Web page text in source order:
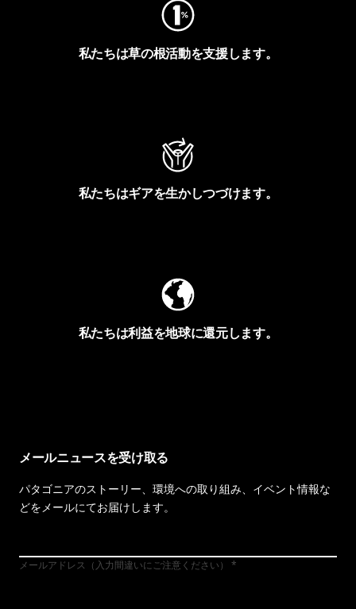
私たちは草の根活動を支援します。
私たちはギアを生かしつづけます。
私たちは利益を地球に還元します。
メールニュースを受け取る
パタゴニアのストーリー、環境への取り組み、イベント情報な
どをメールにてお届けします。
メールアドレス（入力間違いにご注意ください）